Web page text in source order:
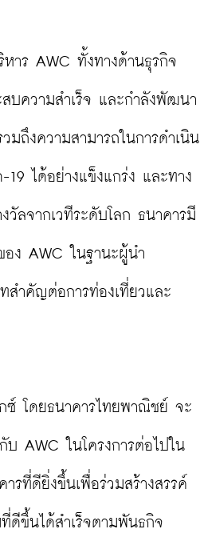
าร AWC ทั้งทางด้านธุรกิจ
สบความสำเร็จ และกำลังพัฒนา
มถึงความสามารถในการดำเนิน
19 ได้อย่างแข็งแกร่ง และทาง
วัลจากเวทีระดับโลก ธนาคารมี
อง AWC ในฐานะผู้นำ
สำคัญต่อการท่องเที่ยวและ
ซ์ โดยธนาคารไทยพาณิชย์ จะ
บ AWC ในโครงการต่อไปใน
รที่ดียิ่งขึ้นเพื่อร่วมสร้างสรรค์
ดีขึ้นได้สำเร็จตามพันธกิจ